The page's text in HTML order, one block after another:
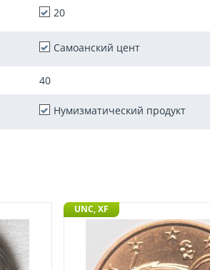
20
Самоанский цент
40
Нумизматический продукт
UNC, XF